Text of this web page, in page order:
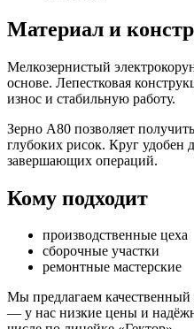
Материал и
Мелкозернистый
основе. Лепестковая
износ и стабильную работу.
Зерно A80 позволяет
глубоких рисок. Круг удобен
завершающих операций.
Кому подходит
производственные цеха
сборочные участки
ремонтные мастерские
Мы предлагаем качественный
— у нас низкие цены и